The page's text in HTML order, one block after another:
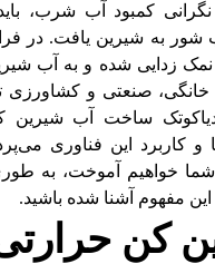
نگرانی کمبود آب شرب،
شور به شیرین یافت. در
نمک زدایی شده و به آب
خانگی، صنعتی و کشاورزی
دیاکوتک ساخت آب شیرین
و کاربرد این فناوری
خواهیم آموخت، به
این مفهوم آشنا شده باشید.
کن